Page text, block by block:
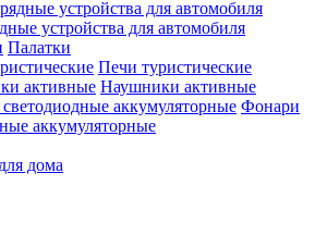
устройства для автомобиля
Палатки
Печи туристические
Наушники активные
Фонари
аккумуляторные
дома